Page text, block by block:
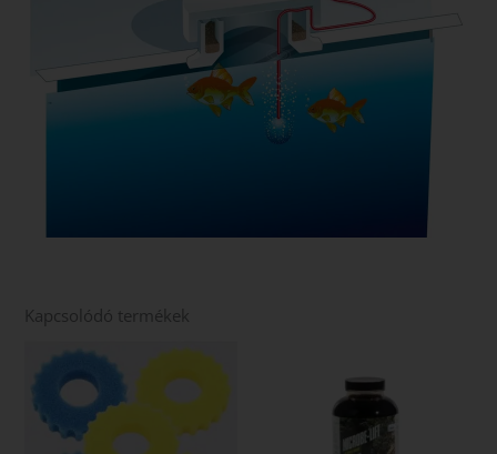
Kapcsolódó termékek